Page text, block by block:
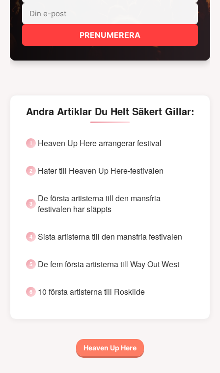
PRENUMERERA
Andra Artiklar Du Helt Säkert Gillar:
Heaven Up Here arrangerar festival
Hater till Heaven Up Here-festivalen
De första artisterna till den mansfria
festivalen har släppts
Sista artisterna till den mansfria festivalen
De fem första artisterna till Way Out West
10 första artisterna till Roskilde
Heaven Up Here